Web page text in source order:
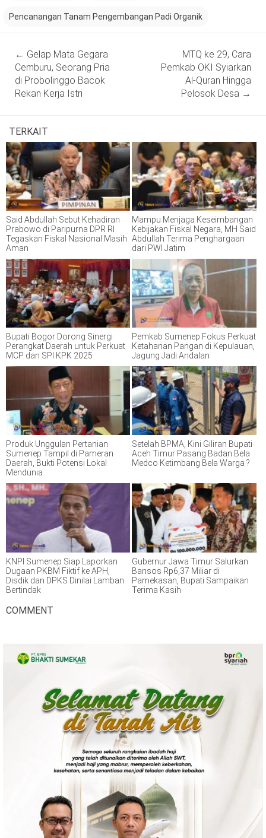
Pencanangan Tanam Pengembangan Padi Organik
navigation
← Gelap Mata Gegara
Cemburu, Seorang Pria
di Probolinggo Bacok
Rekan Kerja Istri
MTQ ke 29, Cara
Pemkab OKI Syiarkan
Al-Quran Hingga
Pelosok Desa →
TERKAIT
Said Abdullah Sebut Kehadiran
Prabowo di Paripurna DPR RI
Tegaskan Fiskal Nasional Masih
Aman
Mampu Menjaga Keseimbangan
Kebijakan Fiskal Negara, MH Said
Abdullah Terima Penghargaan
dari PWI Jatim
Bupati Bogor Dorong Sinergi
Perangkat Daerah untuk Perkuat
MCP dan SPI KPK 2025
Pemkab Sumenep Fokus Perkuat
Ketahanan Pangan di Kepulauan,
Jagung Jadi Andalan
Produk Unggulan Pertanian
Sumenep Tampil di Pameran
Daerah, Bukti Potensi Lokal
Mendunia
Setelah BPMA, Kini Giliran Bupati
Aceh Timur Pasang Badan Bela
Medco Ketimbang Bela Warga ?
KNPI Sumenep Siap Laporkan
Dugaan PKBM Fiktif ke APH,
Disdik dan DPKS Dinilai Lamban
Bertindak
Gubernur Jawa Timur Salurkan
Bansos Rp6,37 Miliar di
Pamekasan, Bupati Sampaikan
Terima Kasih
COMMENT